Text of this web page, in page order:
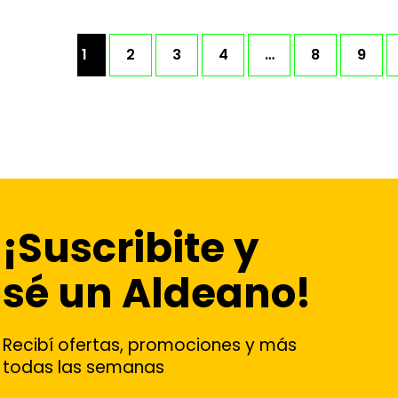
1 2 3 4 … 8 9
¡Suscribite y
sé un Aldeano!
Recibí ofertas, promociones y más
todas las semanas